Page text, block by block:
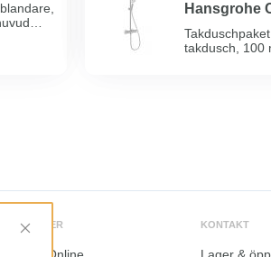
Hansgrohe
takdusch, 100
TJÄNSTER KONTAKT